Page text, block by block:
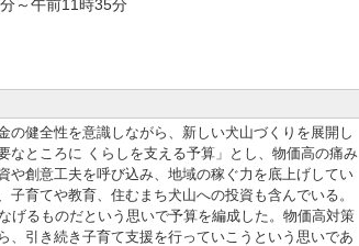
～午前11時35分
健全性を意識しながら、新しい犬山づくりを展開し
なところに くらしを支える予算」とし、物価高の痛み
や創意工夫を呼び込み、地域の稼ぐ力を底上げしてい
子育てや教育、住むまち犬山への投資も含んでいる。
げるものだという思いで予算を編成した。物価高対策
、引き続き子育て支援を行っていこうという思いであ